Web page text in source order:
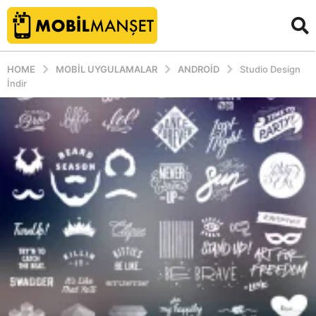
HOME MOBIL UYGULAMALAR ANDROID
Studio Design
İndir